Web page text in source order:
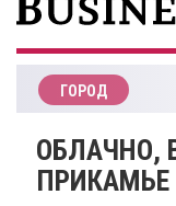
ГОРОД
​ОБЛАЧНО,